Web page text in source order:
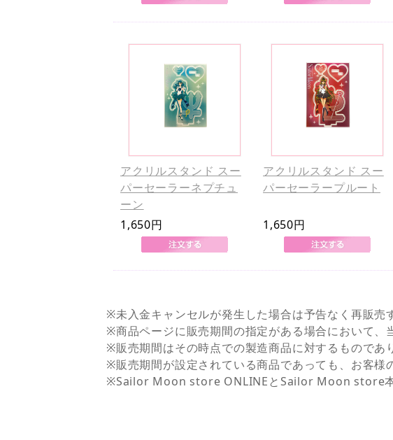
アクリルスタンド スー
パーセーラーネプチュ
ーン
1,650円
アクリルスタンド スー
パーセーラープルート
1,650円
※未入金キャンセルが発生した場合は予告なく再販売
※商品ページに販売期間の指定がある場合において、
※販売期間はその時点での製造商品に対するものであ
※販売期間が設定されている商品であっても、お客様
※Sailor Moon store ONLINEとSailor Moon store本